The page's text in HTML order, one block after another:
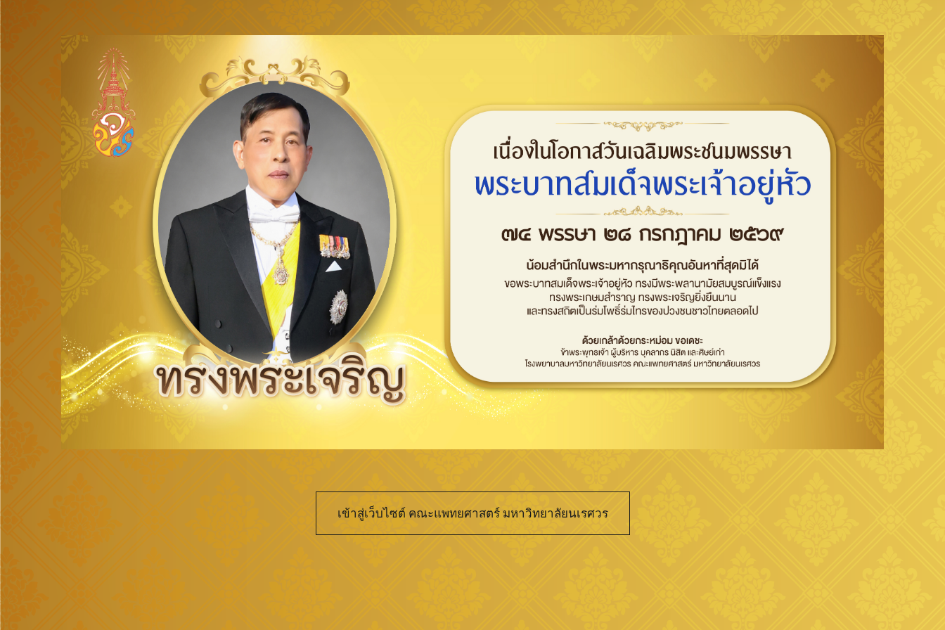
เข้าสู่เว็บไซต์ คณะแพทยศาสตร์ มหาวิทยาลัยนเรศวร